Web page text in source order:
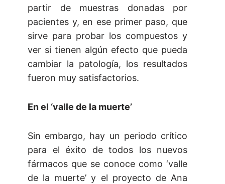
partir de muestras donadas por
pacientes y, en ese primer paso, que
sirve para probar los compuestos y
ver si tienen algún efecto que pueda
cambiar la patología, los resultados
fueron muy satisfactorios.
En el ‘valle de la muerte’
Sin embargo, hay un periodo crítico
para el éxito de todos los nuevos
fármacos que se conoce como ‘valle
de la muerte’ y el proyecto de Ana